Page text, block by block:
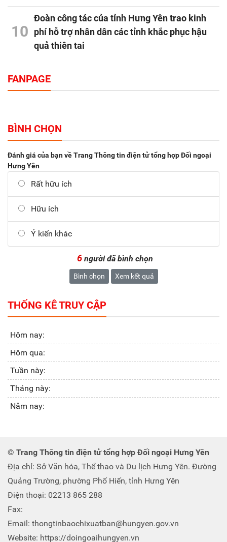
10
Đoàn công tác của tỉnh Hưng Yên trao kinh
phí hỗ trợ nhân dân các tỉnh khắc phục hậu
quả thiên tai
FANPAGE
BÌNH CHỌN
Đánh giá của bạn về Trang Thông tin điện tử tổng hợp Đối ngoại
Hưng Yên
Rất hữu ích
Hữu ích
Ý kiến khác
6 người đã bình chọn
Bình chọn Xem kết quả
THỐNG KÊ TRUY CẬP
Hôm nay:
Hôm qua:
Tuần này:
Tháng này:
Năm nay:
© Trang Thông tin điện tử tổng hợp Đối ngoại Hưng Yên
Địa chỉ: Sở Văn hóa, Thể thao và Du lịch Hưng Yên. Đường
Quảng Trường, phường Phố Hiến, tỉnh Hưng Yên
Điện thoại: 02213 865 288
Fax:
Email: thongtinbaochixuatban@hungyen.gov.vn
Website: https://doingoaihungyen.vn